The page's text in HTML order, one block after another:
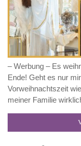
– Werbung – Es
Ende! Geht es nur
Vorweihnachtszeit
meiner Familie